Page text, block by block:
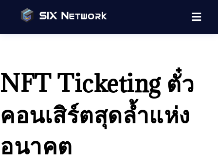
NFT Ticketing ตั๋ว
คอนเสิร์ตสุดล้ำแห่ง
อนาคต